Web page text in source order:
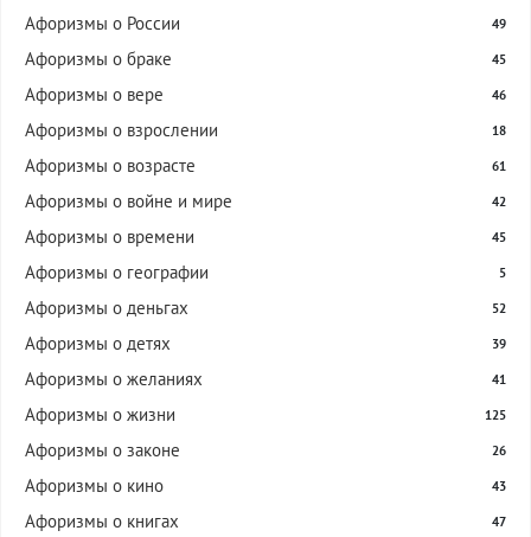
Афоризмы о России 49
Афоризмы о браке 45
Афоризмы о вере 46
Афоризмы о взрослении 18
Афоризмы о возрасте 61
Афоризмы о войне и мире 42
Афоризмы о времени 45
Афоризмы о географии 5
Афоризмы о деньгах 52
Афоризмы о детях 39
Афоризмы о желаниях 41
Афоризмы о жизни 125
Афоризмы о законе 26
Афоризмы о кино 43
Афоризмы о книгах 47